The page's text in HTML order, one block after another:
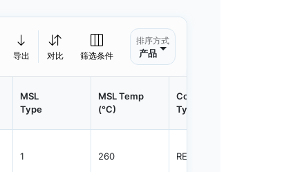
导出 对比 筛选条件
排序方式
产品
MSL
Type
MSL Temp
(°C)
Container
Type
1 260 REEL